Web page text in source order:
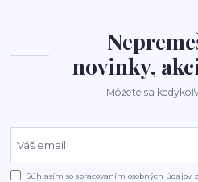
novinky,
Môžete sa
Súhlasím sospracovaním osobných údajov